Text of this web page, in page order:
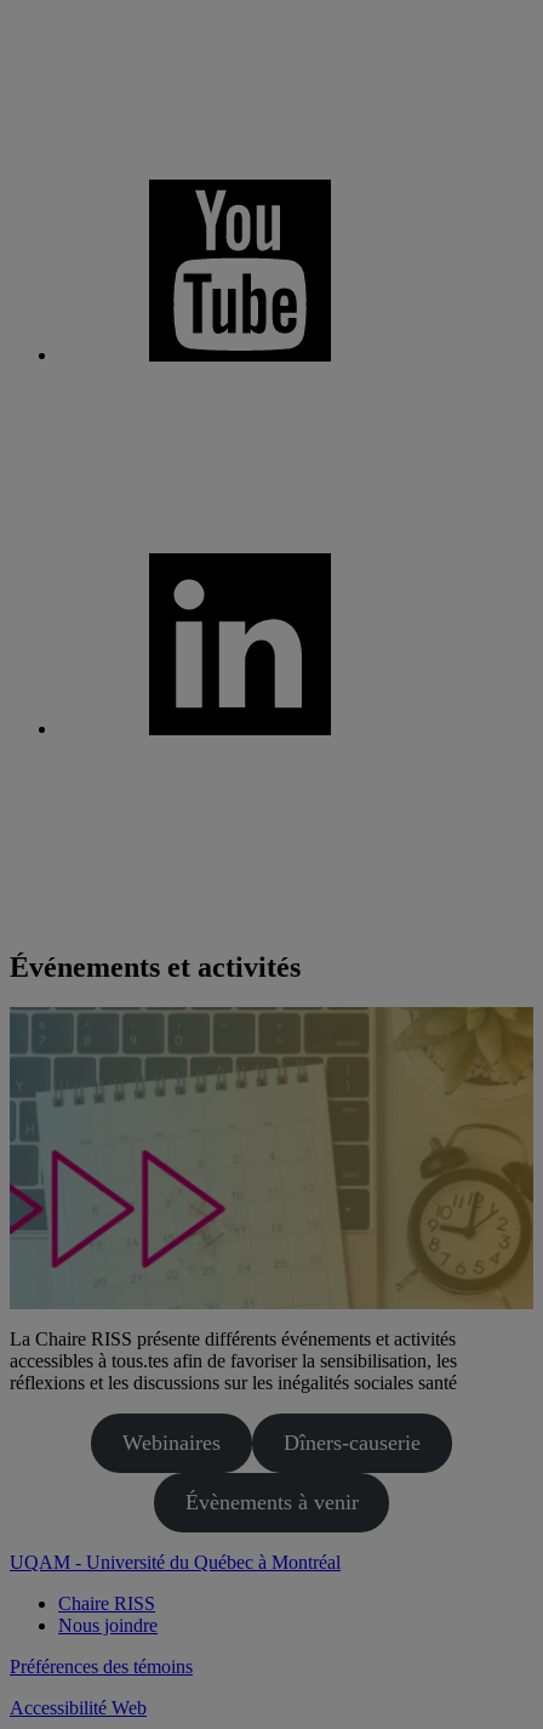
Événements et activités
La Chaire RISS présente différents événements et activités
accessibles à tous.tes afin de favoriser la sensibilisation, les
réflexions et les discussions sur les inégalités sociales santé
Webinaires Dîners-causerie
Évènements à venir
UQAM - Université du Québec à Montréal
Chaire RISS
Nous joindre
Préférences des témoins
Accessibilité Web